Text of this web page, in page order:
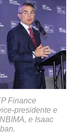
Finance
presidente e
e Isaac